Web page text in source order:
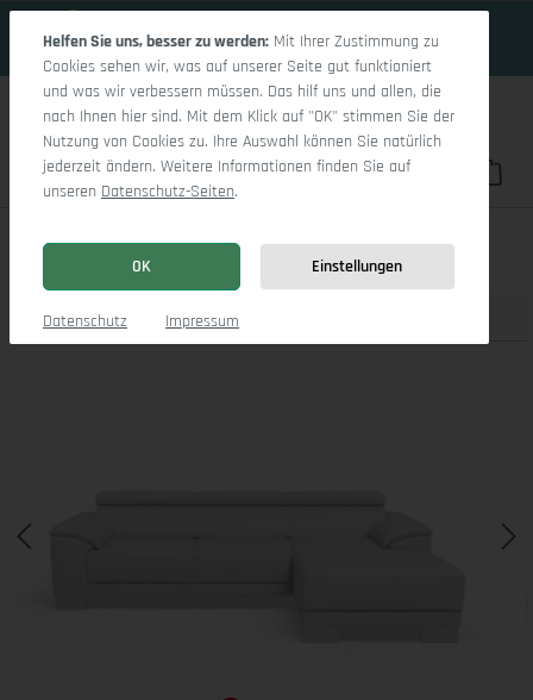
Du hast 0
Antonio Ecksofa LO Medium R
Produktbilder
Helfen Sie uns, besser zu werden: Mit Ihrer Zustimmung zu
Cookies sehen wir, was auf unserer Seite gut funktioniert
und was wir verbessern müssen. Das hilf uns und allen, die
nach Ihnen hier sind. Mit dem Klick auf "OK" stimmen Sie der
Nutzung von Cookies zu. Ihre Auswahl können Sie natürlich
jederzeit ändern. Weitere Informationen finden Sie auf
unseren Datenschutz-Seiten.
OK Einstellungen
Datenschutz Impressum